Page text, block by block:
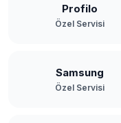
Profilo
Özel Servisi
Samsung
Özel Servisi